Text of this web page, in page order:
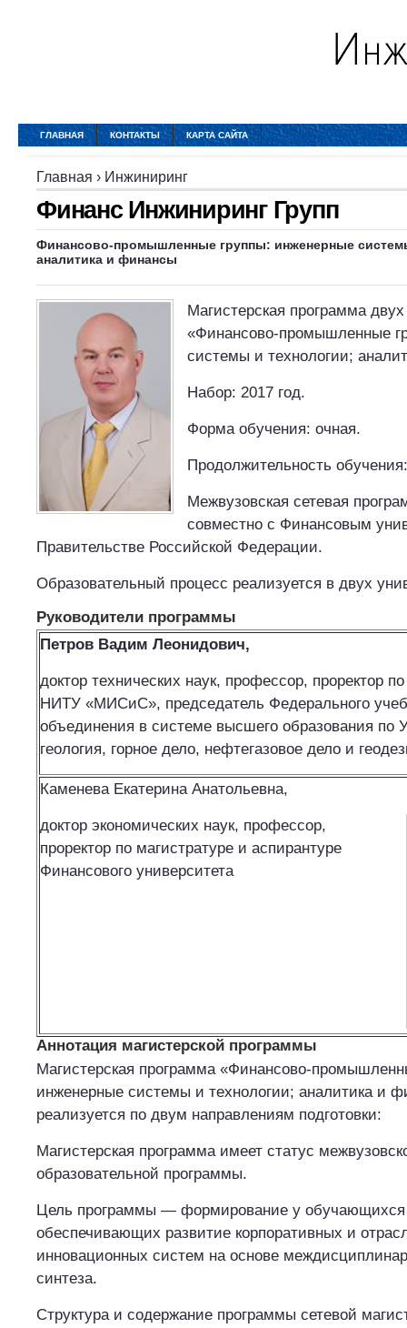
ГЛАВНАЯ КОНТАКТЫ КАРТА САЙТА
Главная › Инжиниринг
Финанс Инжиниринг Групп
Финансово-промышленные группы: инженерные
аналитика и финансы
Магистерская программа
«Финансово-промышленные
системы и технологии;
Набор: 2017 год.
Форма обучения: очная.
Продолжительность
Межвузовская сетевая
совместно с Финансовым
Правительстве Российской Федерации.
Образовательный процесс реализуется в двух
Руководители программы
Петров Вадим Леонидович,
доктор технических наук, профессор, проректор
НИТУ «МИСиС», председатель Федерального
объединения в системе высшего образования по
геология, горное дело, нефтегазовое дело и
Каменева Екатерина Анатольевна,
доктор экономических наук, профессор,
проректор по магистратуре и аспирантуре
Финансового университета
Аннотация магистерской программы
Магистерская программа «Финансово-
инженерные системы и технологии; аналитика и
реализуется по двум направлениям подготовки:
Магистерская программа имеет статус
образовательной программы.
Цель программы — формирование у обучающихся
обеспечивающих развитие корпоративных и
инновационных систем на основе
синтеза.
Структура и содержание программы сетевой